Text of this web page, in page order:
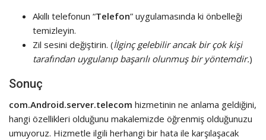
Akıllı telefonun “Telefon” uygulamasında ki önbelleği
temizleyin.
Zil sesini değiştirin. (İlginç gelebilir ancak bir çok kişi
tarafından uygulanıp başarılı olunmuş bir yöntemdir.)
Sonuç
com.Android.server.telecom hizmetinin ne anlama geldiğini,
hangi özellikleri olduğunu makalemizde öğrenmiş olduğunuzu
umuyoruz. Hizmetle ilgili herhangi bir hata ile karşılaşacak